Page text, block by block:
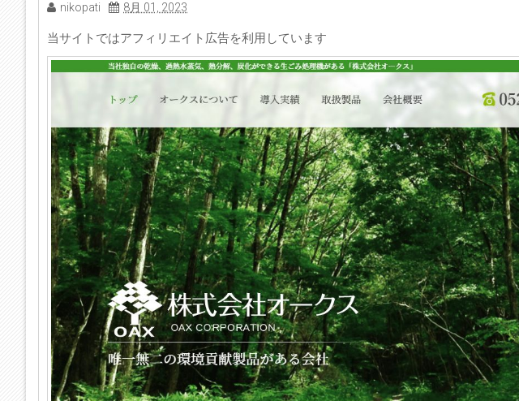
nikopati 8月 01, 2023
当サイトではアフィリエイト広告を利用しています